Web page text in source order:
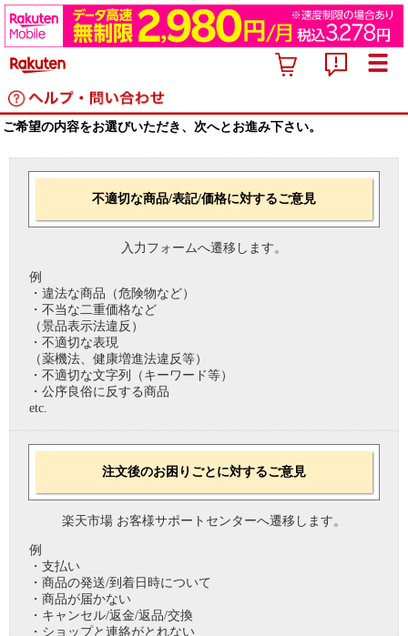
ご希望の内容をお選びいただき、次へとお進み下さい。
不適切な商品/表記/価格に対するご意見
入力フォームへ遷移します。
例
・違法な商品（危険物など）
・不当な二重価格など
（景品表示法違反）
・不適切な表現
（薬機法、健康増進法違反等）
・不適切な文字列（キーワード等）
・公序良俗に反する商品
etc.
注文後のお困りごとに対するご意見
楽天市場 お客様サポートセンターへ遷移します。
例
・支払い
・商品の発送/到着日時について
・商品が届かない
・キャンセル/返金/返品/交換
・ショップと連絡がとれない